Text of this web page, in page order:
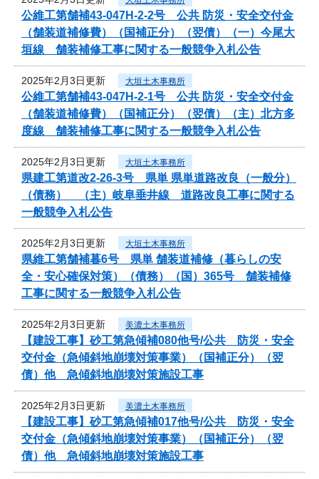
公維工第舗補43-047H-2-2号 公共 防災・安全交付金
（舗装道補修費）（国補正分）（翌債）（一）今尾大
垣線 舗装補修工事に関する一般競争入札公告
2025年2月3日更新 大垣土木事務所
公維工第舗補43-047H-2-1号 公共 防災・安全交付金
（舗装道補修費）（国補正分）（翌債）（主）北方多
度線 舗装補修工事に関する一般競争入札公告
2025年2月3日更新 大垣土木事務所
県建工第道改2-26-3号 県単 県単道路改良（一般分）
（債務） （主）岐阜垂井線 道路改良工事に関する
一般競争入札公告
2025年2月3日更新 大垣土木事務所
県維工第舗補暮6号 県単 舗装道補修（暮らしの安
全・安心確保対策）（債務）（国）365号 舗装補修
工事に関する一般競争入札公告
2025年2月3日更新 美濃土木事務所
【建設工事】砂工第急傾補080他号/公共 防災・安全
交付金（急傾斜地崩壊対策事業）（国補正分）（翌
債）他 急傾斜地崩壊対策施設工事
2025年2月3日更新 美濃土木事務所
【建設工事】砂工第急傾補017他号/公共 防災・安全
交付金（急傾斜地崩壊対策事業）（国補正分）（翌
債）他 急傾斜地崩壊対策施設工事